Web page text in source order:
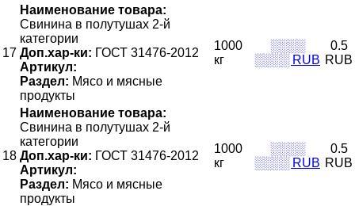
17
Наименование товара:
Свинина в полутушах 2-й
категории
Доп.хар-ки: ГОСТ 31476-2012
Артикул:
Раздел: Мясо и мясные
продукты
1000
кг
░░░░
░░░░ RUB
0.5
RUB
18
Наименование товара:
Свинина в полутушах 2-й
категории
Доп.хар-ки: ГОСТ 31476-2012
Артикул:
Раздел: Мясо и мясные
продукты
1000
кг
░░░░
░░░░ RUB
0.5
RUB